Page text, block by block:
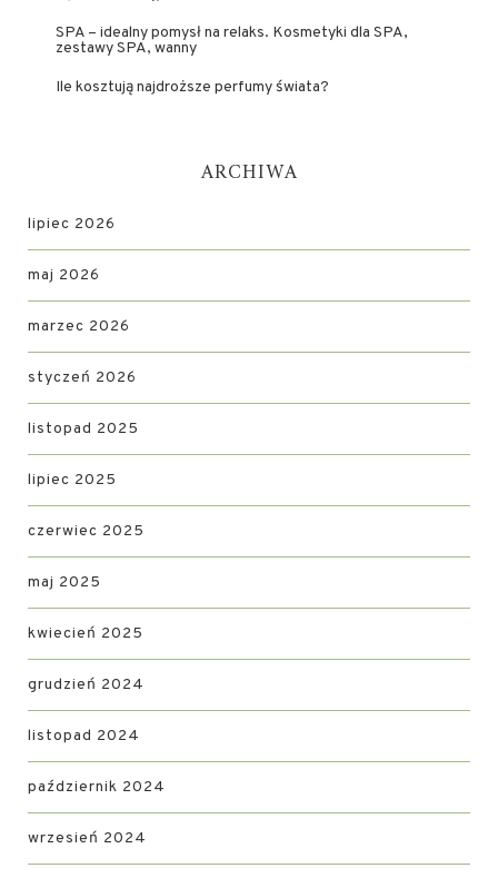
SPA – idealny pomysł na relaks. Kosmetyki dla SPA,
zestawy SPA, wanny
Ile kosztują najdroższe perfumy świata?
ARCHIWA
lipiec 2026
maj 2026
marzec 2026
styczeń 2026
listopad 2025
lipiec 2025
czerwiec 2025
maj 2025
kwiecień 2025
grudzień 2024
listopad 2024
październik 2024
wrzesień 2024